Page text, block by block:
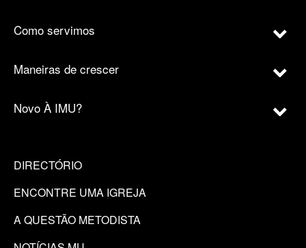
Como servimos
Maneiras de crescer
Novo À IMU?
DIRECTÓRIO
ENCONTRE UMA IGREJA
A QUESTÃO METODISTA